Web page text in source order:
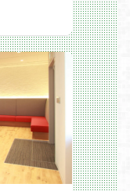
んどん広
上。
、ディレク
い職種の
にクリエ
チームをつ
彩なプロ
を固定化
けられる
技術やノウ
トしている
、結合、
人など、
ノン、P
企業含め
っておりま
パニーの
ロジェク
ては実現
ウを身に付